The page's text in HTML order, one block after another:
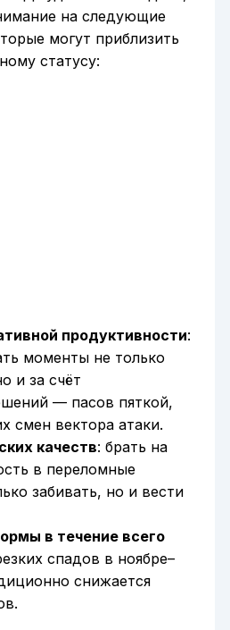
на следующие
могут приблизить
статусу:
продуктивности:
моменты не только
и за счёт
— пасов пяткой,
смен вектора атаки.
качеств: брать на
в переломные
забивать, но и вести
в течение всего
спадов в ноябре–
снижается